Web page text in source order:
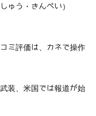
ゅう・きんぺい）
ミ評価は、カネで操作
装、米国では報道が始